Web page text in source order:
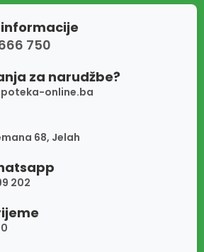
informacije
750
za narudžbe?
online.ba
68, Jelah
202